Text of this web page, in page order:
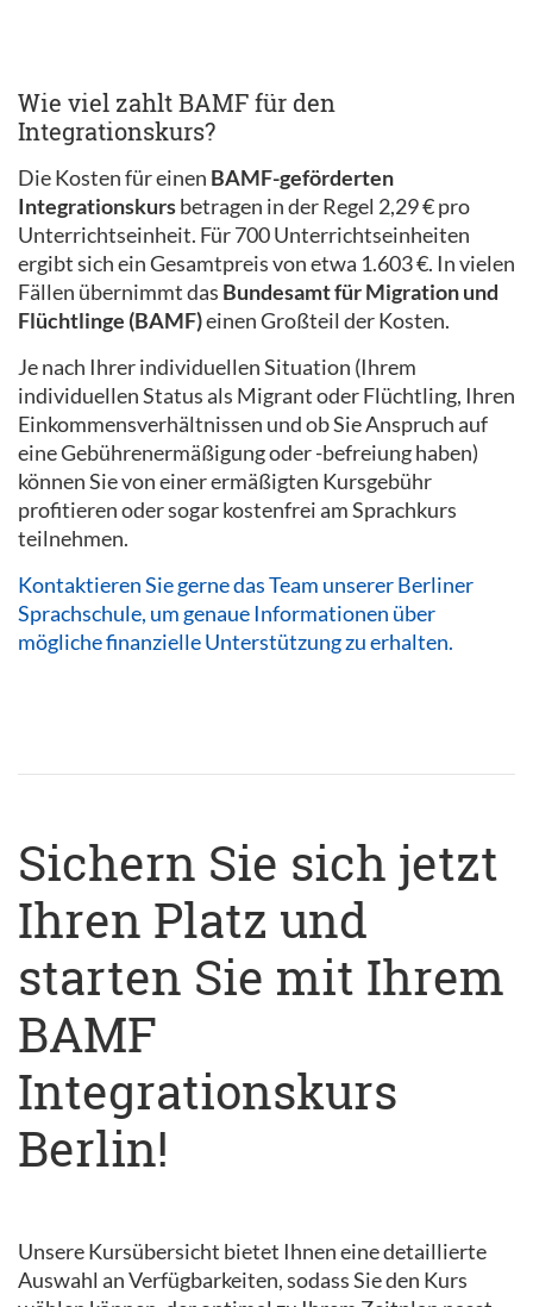
Wie viel zahlt BAMF für den
Integrationskurs?
Die Kosten für einen BAMF-geförderten
Integrationskursbetragen in der Regel 2,29 € pro
Unterrichtseinheit. Für 700 Unterrichtseinheiten
ergibt sich ein Gesamtpreis von etwa 1.603 €. In vielen
Fällen übernimmt das Bundesamt für Migration und
Flüchtlinge (BAMF)einen Großteil der Kosten.
Je nach Ihrer individuellen Situation (Ihrem
individuellen Status als Migrant oder Flüchtling, Ihren
Einkommensverhältnissen und ob Sie Anspruch auf
eine Gebührenermäßigung oder -befreiung haben)
können Sie von einer ermäßigten Kursgebühr
profitieren oder sogar kostenfrei am Sprachkurs
teilnehmen.
Kontaktieren Sie gerne das Team unserer Berliner
Sprachschule, um genaue Informationen über
mögliche finanzielle Unterstützung zu erhalten.
Sichern Sie sich jetzt
Ihren Platz und
starten Sie mit Ihrem
BAMF
Integrationskurs
Berlin!
Unsere Kursübersicht bietet Ihnen eine detaillierte
Auswahl an Verfügbarkeiten, sodass Sie den Kurs